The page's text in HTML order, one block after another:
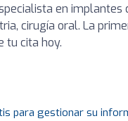
en
cirugía oral. La
tu cita hoy.
para gestionar su